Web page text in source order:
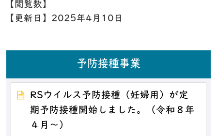
【閲覧数】
【更新日】 2025年4月10日
予防接種事業
RSウイルス予防接種（妊婦用）が定
期予防接種開始しました。（令和８年
４月〜）